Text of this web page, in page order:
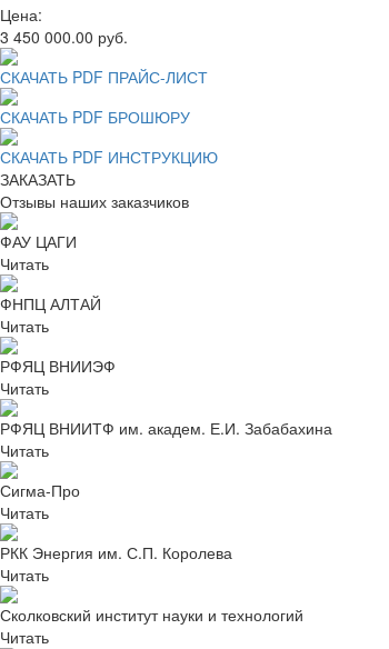
Цена:
3 450 000.00 руб.
СКАЧАТЬ PDF ПРАЙС-ЛИСТ
СКАЧАТЬ PDF БРОШЮРУ
СКАЧАТЬ PDF ИНСТРУКЦИЮ
ЗАКАЗАТЬ
Отзывы наших заказчиков
ФАУ ЦАГИ
Читать
ФНПЦ АЛТАЙ
Читать
РФЯЦ ВНИИЭФ
Читать
РФЯЦ ВНИИТФ им. академ. Е.И. Забабахина
Читать
Сигма-Про
Читать
РКК Энергия им. С.П. Королева
Читать
Сколковский институт науки и технологий
Читать